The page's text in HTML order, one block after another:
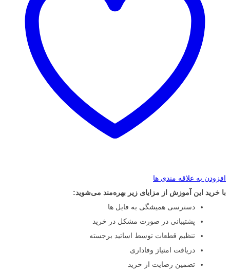
افزودن به علاقه مندی ها
با خرید این آموزش از مزایای زیر بهره‌مند می‌شوید:
دسترسی همیشگی به فایل ها
پشتیبانی در صورت مشکل در خرید
تنظیم قطعات توسط اساتید برجسته
دریافت امتیاز وفاداری
تضمین رضایت از خرید